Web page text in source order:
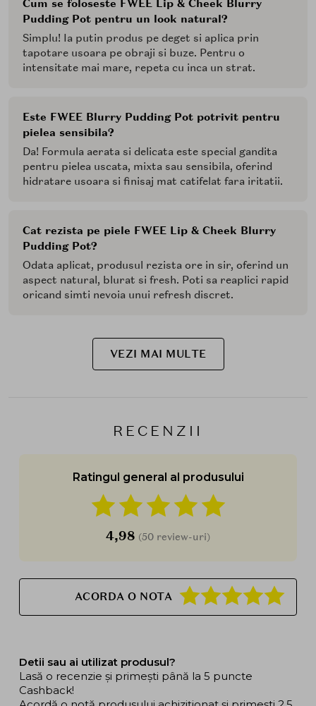
Cum se foloseste FWEE Lip & Cheek Blurry
Pudding Pot pentru un look natural?
Simplu! Ia putin produs pe deget si aplica prin
tapotare usoara pe obraji si buze. Pentru o
intensitate mai mare, repeta cu inca un strat.
Este FWEE Blurry Pudding Pot potrivit pentru
pielea sensibila?
Da! Formula aerata si delicata este special gandita
pentru pielea uscata, mixta sau sensibila, oferind
hidratare usoara si finisaj mat catifelat fara iritatii.
Cat rezista pe piele FWEE Lip & Cheek Blurry
Pudding Pot?
Odata aplicat, produsul rezista ore in sir, oferind un
aspect natural, blurat si fresh. Poti sa reaplici rapid
oricand simti nevoia unui refresh discret.
VEZI MAI MULTE
RECENZII
Ratingul general al produsului
4,98 (50 review-uri)
ACORDA O NOTA
Detii sau ai utilizat produsul?
Lasă o recenzie și primești până la 5 puncte
Cashback!